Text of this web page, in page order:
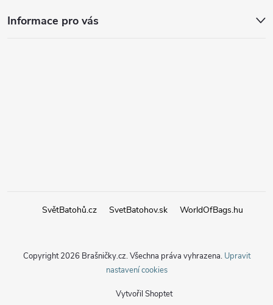
Informace pro vás
SvětBatohů.cz SvetBatohov.sk WorldOfBags.hu
Vytvořil Shoptet
Copyright 2026 Brašničky.cz. Všechna práva vyhrazena. Upravit
nastavení cookies